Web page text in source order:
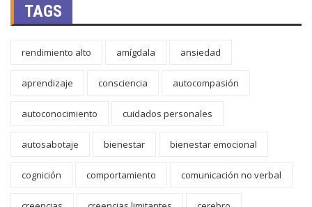
TAGS
rendimiento alto amígdala ansiedad
aprendizaje consciencia autocompasión
autoconocimiento cuidados personales
autosabotaje bienestar bienestar emocional
cognición comportamiento comunicación no verbal